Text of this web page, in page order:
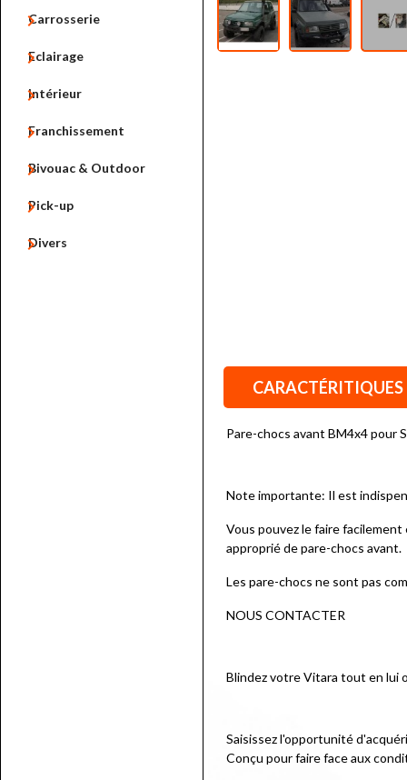
Carrosserie

Eclairage

Intérieur

Franchissement

Bivouac & Outdoor

Pick-up

Divers

CARACTÉRITIQUES
Pare-chocs avant BM4x4 pour
Note importante: Il est
Vous pouvez le faire
approprié de pare-chocs avant.
Les pare-chocs ne sont pas
NOUS CONTACTER
Blindez votre Vitara tout en lui
Saisissez l'opportunité
Conçu pour faire face aux